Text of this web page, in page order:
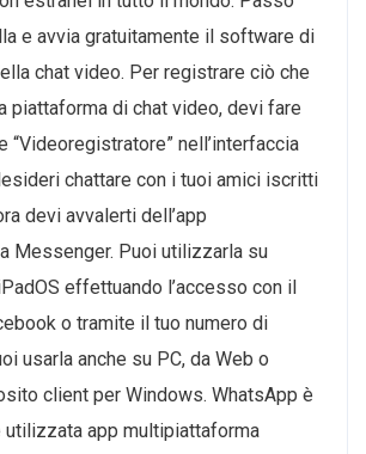
e avvia gratuitamente il software di
chat video. Per registrare ciò che
piattaforma di chat video, devi fare
“Videoregistratore” nell’interfaccia
chattare con i tuoi amici iscritti
devi avvalerti dell’app
Messenger. Puoi utilizzarla su
effettuando l’accesso con il
o tramite il tuo numero di
usarla anche su PC, da Web o
client per Windows. WhatsApp è
utilizzata app multipiattaforma